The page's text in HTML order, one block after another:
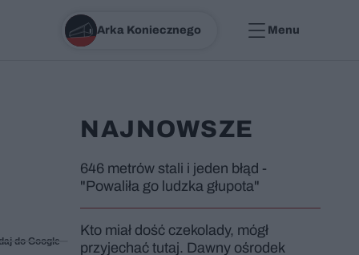
Arka Koniecznego Menu
do Google
NAJNOWSZE
646 metrów stali i jeden błąd -
"Powaliła go ludzka głupota"
Kto miał dość czekolady, mógł
przyjechać tutaj. Dawny ośrodek